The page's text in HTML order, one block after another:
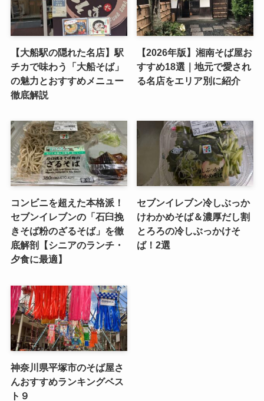
【大船駅の隠れた名店】駅
チカで味わう「大船そば」
の魅力とおすすめメニュー
徹底解説
【2026年版】湘南そば屋お
すすめ18選｜地元で愛され
る名店をエリア別に紹介
コンビニを超えた本格派！
セブンイレブンの「石臼挽
きそば粉のざるそば」を徹
底解剖【シニアのランチ・
夕食に最適】
セブンイレブン冷しぶっか
けわかめそば＆濃厚だし割
とろろの冷しぶっかけそ
ば！2選
神奈川県平塚市のそば屋さ
んおすすめランキングベス
ト９